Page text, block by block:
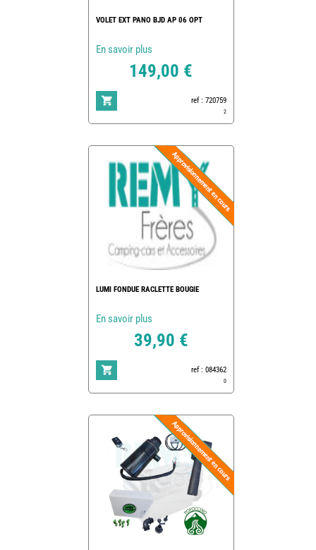
VOLET EXT PANO BJD AP 06 OPT
En savoir plus
149,00 €
ref : 720759
2
LUMI FONDUE RACLETTE BOUGIE
En savoir plus
39,90 €
ref : 084362
0